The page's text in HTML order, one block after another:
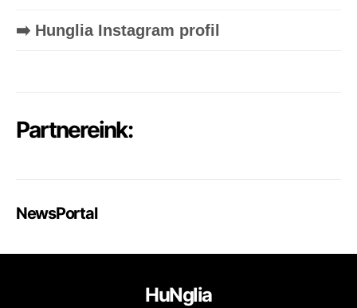
➡️ Hunglia Instagram profil
Partnereink:
NewsPortal
HuNglia